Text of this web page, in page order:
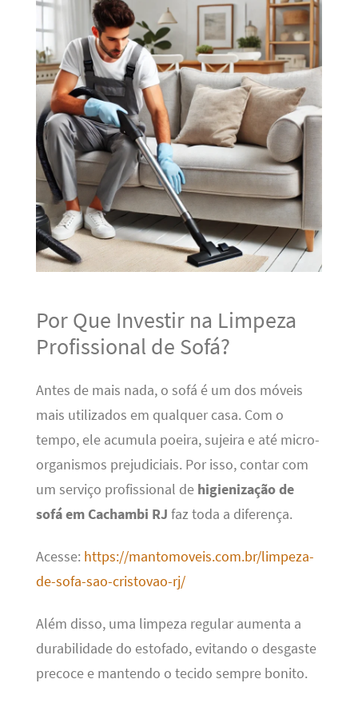
Por Que Investir na Limpeza
Profissional de Sofá?
Antes de mais nada, o sofá é um dos móveis
mais utilizados em qualquer casa. Com o
tempo, ele acumula poeira, sujeira e até micro-
organismos prejudiciais. Por isso, contar com
um serviço profissional de higienização de
sofá em Cachambi RJ faz toda a diferença.
Acesse: https://mantomoveis.com.br/limpeza-
de-sofa-sao-cristovao-rj/
Além disso, uma limpeza regular aumenta a
durabilidade do estofado, evitando o desgaste
precoce e mantendo o tecido sempre bonito.